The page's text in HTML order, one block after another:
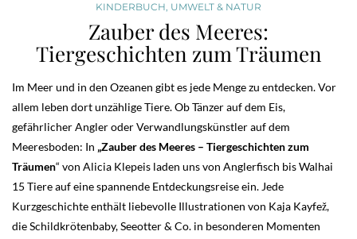
KINDERBUCH, UMWELT & NATUR
Zauber des Meeres:
Tiergeschichten zum Träumen
Im Meer und in den Ozeanen gibt es jede Menge zu entdecken. Vor
allem leben dort unzählige Tiere. Ob Tänzer auf dem Eis,
gefährlicher Angler oder Verwandlungskünstler auf dem
Meeresboden: In „Zauber des Meeres – Tiergeschichten zum
Träumen“ von Alicia Klepeis laden uns von Anglerfisch bis Walhai
15 Tiere auf eine spannende Entdeckungsreise ein. Jede
Kurzgeschichte enthält liebevolle Illustrationen von Kaja Kayfež,
die Schildkrötenbaby, Seeotter & Co. in besonderen Momenten